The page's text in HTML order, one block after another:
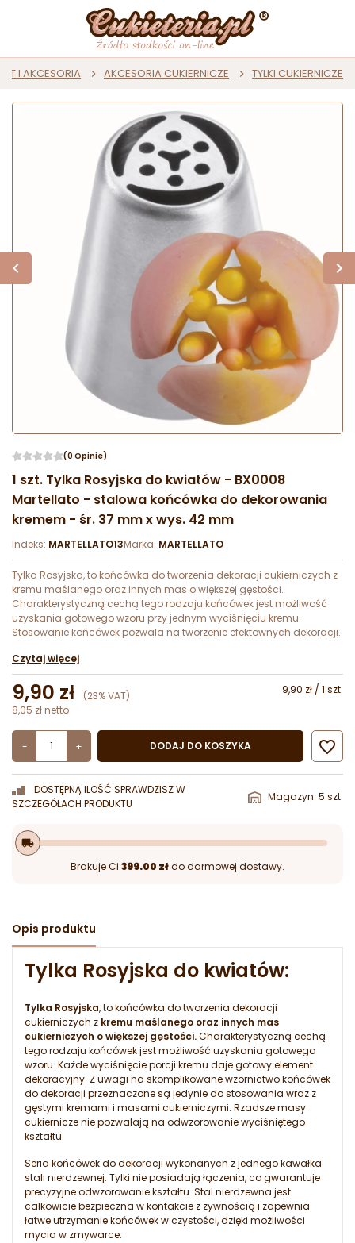
I AKCESORIA AKCESORIA CUKIERNICZE TYLKI CUKIERNICZE
(0 Opinie)
1 szt. Tylka Rosyjska do kwiatów - BX0008
Martellato - stalowa końcówka do dekorowania
kremem - śr. 37 mm x wys. 42 mm
Indeks: MARTELLATO13Marka: MARTELLATO
Tylka Rosyjska, to końcówka do tworzenia dekoracji cukierniczych z
kremu maślanego oraz innych mas o większej gęstości.
Charakterystyczną cechą tego rodzaju końcówek jest możliwość
uzyskania gotowego wzoru przy jednym wyciśnięciu kremu.
Stosowanie końcówek pozwala na tworzenie efektownych dekoracji.
Czytaj więcej
9,90 zł (23% VAT)
9,90 zł / 1 szt.
8,05 zł netto
- + DODAJ DO KOSZYKA 
DOSTĘPNĄ ILOŚĆ SPRAWDZISZ W
SZCZEGÓŁACH PRODUKTU
Magazyn: 5 szt.
local_shipping
Brakuje Ci 399.00 złdo darmowej dostawy.
Opis produktu
Tylka Rosyjska do kwiatów:
Tylka Rosyjska, to końcówka do tworzenia dekoracji
cukierniczych z kremu maślanego oraz innych mas
cukierniczych o większej gęstości.Charakterystyczną cechą
tego rodzaju końcówek jest możliwość uzyskania gotowego
wzoru. Każde wyciśnięcie porcji kremu daje gotowy element
dekoracyjny. Z uwagi na skomplikowane wzornictwo końcówek
do dekoracji przeznaczone są jedynie do stosowania wraz z
gęstymi kremami i masami cukierniczymi. Rzadsze masy
cukiernicze nie pozwalają na odwzorowanie wyciśniętego
kształtu.
Seria końcówek do dekoracji wykonanych z jednego kawałka
stali nierdzewnej. Tylki nie posiadają łączenia, co gwarantuje
precyzyjne odwzorowanie kształtu. Stal nierdzewna jest
całkowicie bezpieczna w kontakcie z żywnością i zapewnia
łatwe utrzymanie końcówek w czystości, dzięki możliwości
mycia w zmywarce.